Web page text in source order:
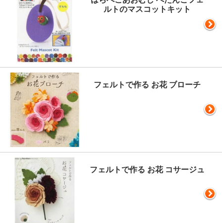
ルトのマスコットキット
フェルトで作る お花 ブローチ
フェルトで作る お花 コサージュ